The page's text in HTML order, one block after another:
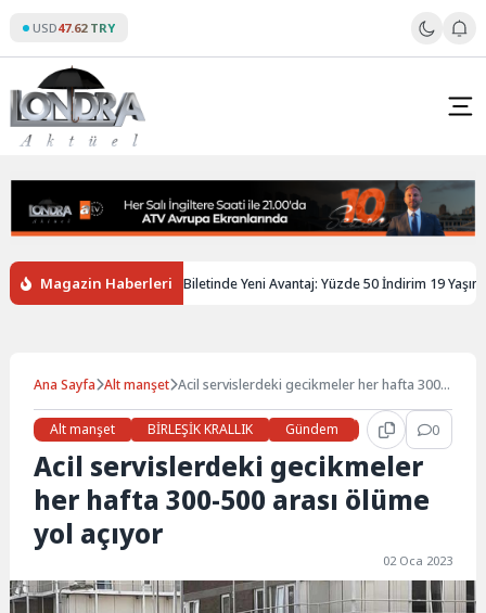
content
USD47.62 TRY
Magazin Haberleri
Gençlere Tren Biletinde Yeni Avantaj: Yüzde 50 İndirim 19 Yaşına
Ana Sayfa Alt manşet Acil servislerdeki gecikmeler her hafta 300-
Alt manşet
BİRLEŞİK KRALLIK Gündem Haberler 0
Acil servislerdeki gecikmeler
her hafta 300-500 arası ölüme
yol açıyor
02 Oca 2023